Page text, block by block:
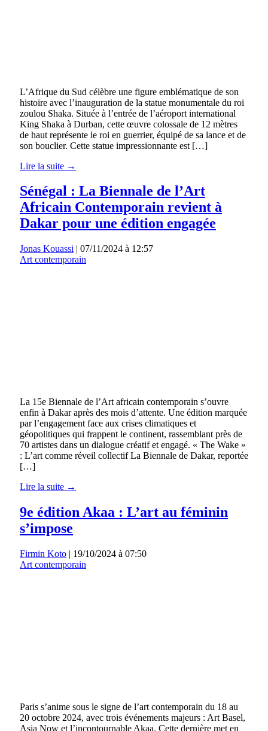
L’Afrique du Sud célèbre une figure emblématique de son
histoire avec l’inauguration de la statue monumentale du roi
zoulou Shaka. Située à l’entrée de l’aéroport international
King Shaka à Durban, cette œuvre colossale de 12 mètres
de haut représente le roi en guerrier, équipé de sa lance et de
son bouclier. Cette statue impressionnante est […]
Lire la suite →
Sénégal : La Biennale de l’Art
Africain Contemporain revient à
Dakar pour une édition engagée
Jonas Kouassi | 07/11/2024 à 12:57
Art contemporain
La 15e Biennale de l’Art africain contemporain s’ouvre
enfin à Dakar après des mois d’attente. Une édition marquée
par l’engagement face aux crises climatiques et
géopolitiques qui frappent le continent, rassemblant près de
70 artistes dans un dialogue créatif et engagé. « The Wake »
: L’art comme réveil collectif La Biennale de Dakar, reportée
[…]
Lire la suite →
9e édition Akaa : L’art au féminin
s’impose
Firmin Koto | 19/10/2024 à 07:50
Art contemporain
Paris s’anime sous le signe de l’art contemporain du 18 au
20 octobre 2024, avec trois événements majeurs : Art Basel,
Asia Now et l’incontournable Akaa. Cette dernière met en